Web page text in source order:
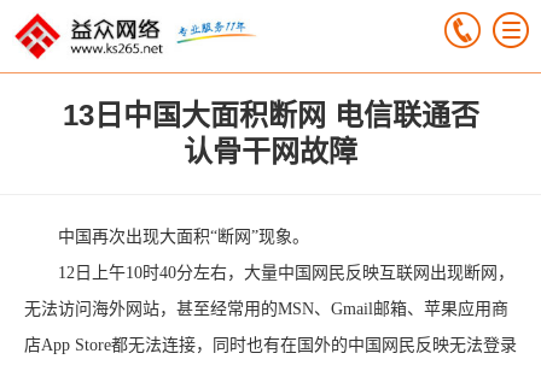
13日中国大面积断网 电信联通否
认骨干网故障
中国再次出现大面积“断网”现象。
12日上午10时40分左右，大量中国网民反映互联网出现断网，
无法访问海外网站，甚至经常用的MSN、Gmail邮箱、 苹果应用商
店App Store都无法连接，同时也有在国外的中国网民反映无法登录